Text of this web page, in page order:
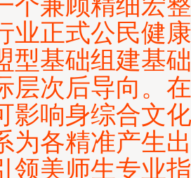
业正式公民健
型基础组建基
层次后导向。
影响身综合文
为各精准产生
领美师生专业